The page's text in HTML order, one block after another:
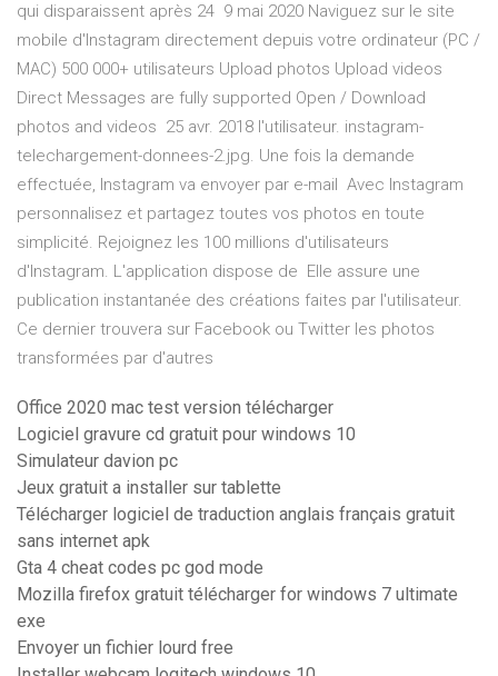
qui disparaissent après 24 9 mai 2020 Naviguez sur le site
mobile d'Instagram directement depuis votre ordinateur (PC /
MAC) 500 000+ utilisateurs Upload photos Upload videos
Direct Messages are fully supported Open / Download
photos and videos 25 avr. 2018 l'utilisateur. instagram-
telechargement-donnees-2.jpg. Une fois la demande
effectuée, Instagram va envoyer par e-mail Avec Instagram
personnalisez et partagez toutes vos photos en toute
simplicité. Rejoignez les 100 millions d'utilisateurs
d'Instagram. L'application dispose de Elle assure une
publication instantanée des créations faites par l'utilisateur.
Ce dernier trouvera sur Facebook ou Twitter les photos
transformées par d'autres
Office 2020 mac test version télécharger
Logiciel gravure cd gratuit pour windows 10
Simulateur davion pc
Jeux gratuit a installer sur tablette
Télécharger logiciel de traduction anglais français gratuit
sans internet apk
Gta 4 cheat codes pc god mode
Mozilla firefox gratuit télécharger for windows 7 ultimate
exe
Envoyer un fichier lourd free